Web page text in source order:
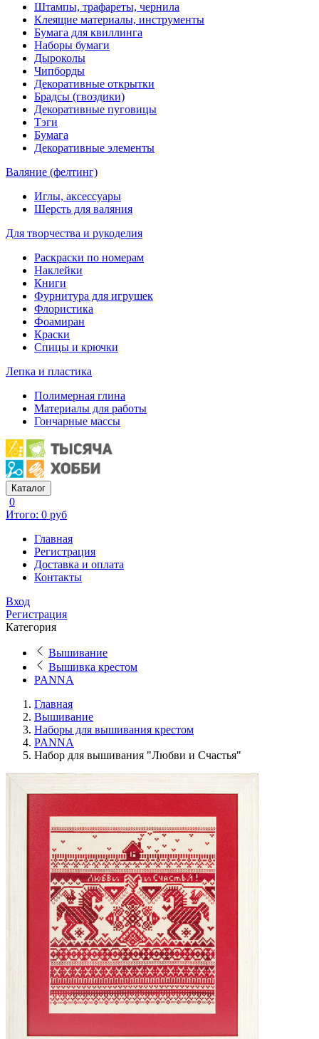
Штампы, трафареты, чернила
Клеящие материалы, инструменты
Бумага для квиллинга
Наборы бумаги
Дыроколы
Чипборды
Декоративные открытки
Брадсы (гвоздики)
Декоративные пуговицы
Тэги
Бумага
Декоративные элементы
Валяние (фелтинг)
Иглы, аксессуары
Шерсть для валяния
Для творчества и рукоделия
Раскраски по номерам
Наклейки
Книги
Фурнитура для игрушек
Флористика
Фоамиран
Краски
Спицы и крючки
Лепка и пластика
Полимерная глина
Материалы для работы
Гончарные массы
Каталог
0
Итого: 0 руб
Главная
Регистрация
Доставка и оплата
Контакты
Вход
Регистрация
Категория
Вышивание
Вышивка крестом
PANNA
Главная
Вышивание
Наборы для вышивания крестом
PANNA
Набор для вышивания "Любви и Счастья"